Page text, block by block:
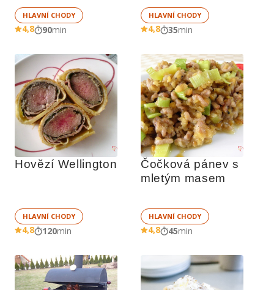
HLAVNÍ CHODY
4,8 90min
HLAVNÍ CHODY
4,8 35min
Hovězí Wellington
HLAVNÍ CHODY
4,8 120min
Čočková pánev s
mletým masem
HLAVNÍ CHODY
4,8 45min